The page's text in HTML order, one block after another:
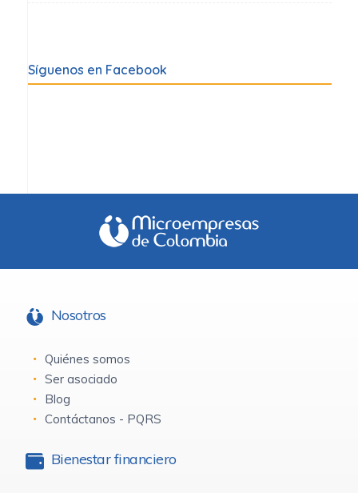
Síguenos en Facebook
Nosotros
Quiénes somos
Ser asociado
Blog
Contáctanos - PQRS
Bienestar financiero